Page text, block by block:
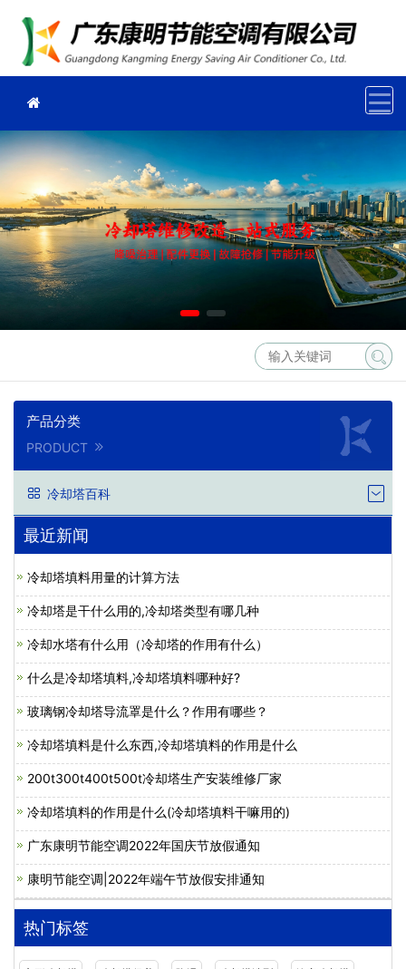
产品分类
PRODUCT
冷却塔百科
最近新闻
冷却塔填料用量的计算方法
冷却塔是干什么用的,冷却塔类型有哪几种
冷却水塔有什么用（冷却塔的作用有什么）
什么是冷却塔填料,冷却塔填料哪种好?
玻璃钢冷却塔导流罩是什么？作用有哪些？
冷却塔填料是什么东西,冷却塔填料的作用是什么
200t300t400t500t冷却塔生产安装维修厂家
冷却塔填料的作用是什么(冷却塔填料干嘛用的)
广东康明节能空调2022年国庆节放假通知
康明节能空调|2022年端午节放假安排通知
热门标签